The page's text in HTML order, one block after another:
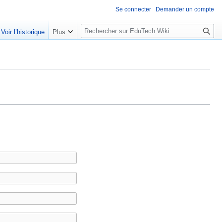
Se connecter Demander un compte
Voir l’historique Plus
R
e
e
h